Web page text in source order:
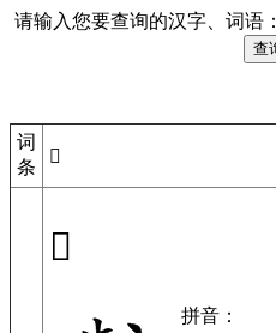
请输入您要查询的汉字、词语：
词
条
𪗩
𪗩
拼音：